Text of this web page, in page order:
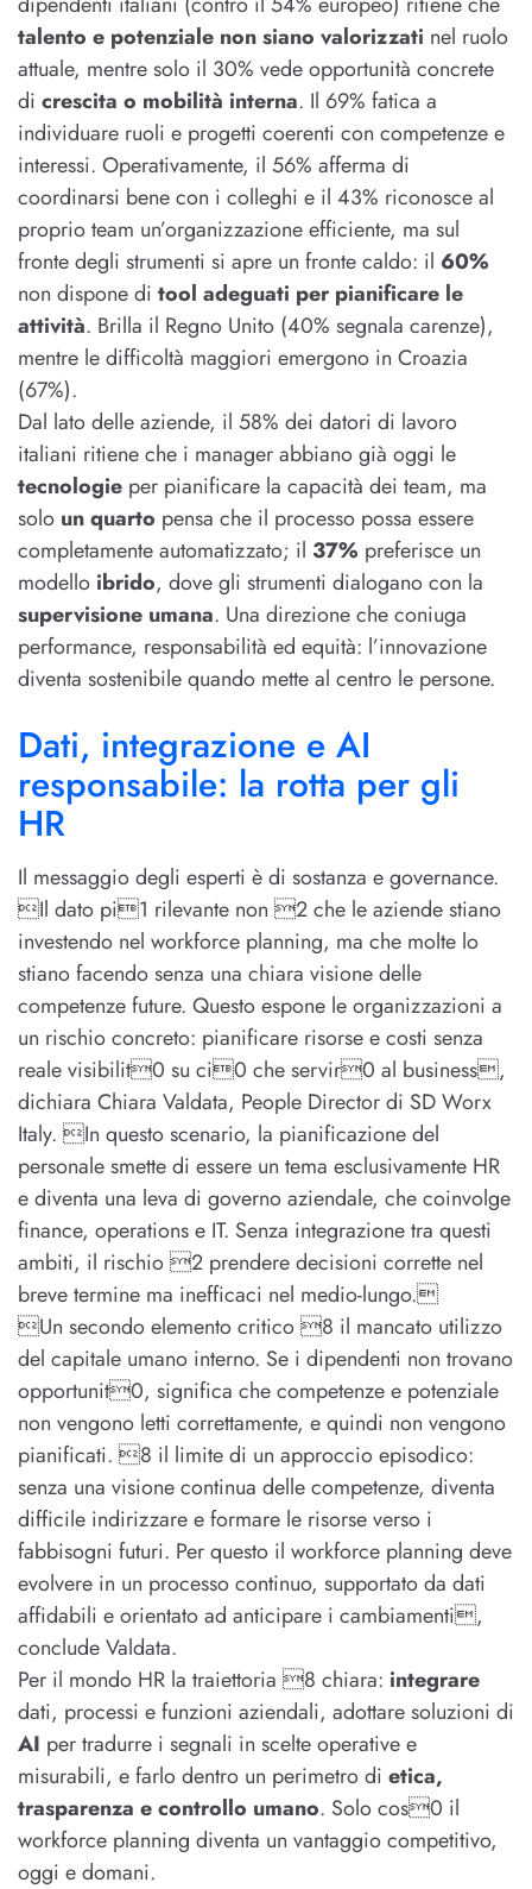
talento e potenziale non siano valorizzati nel ruolo
attuale, mentre solo il 30% vede opportunità concrete
di crescita o mobilità interna. Il 69% fatica a
individuare ruoli e progetti coerenti con competenze e
interessi. Operativamente, il 56% afferma di
coordinarsi bene con i colleghi e il 43% riconosce al
proprio team un’organizzazione efficiente, ma sul
fronte degli strumenti si apre un fronte caldo: il 60%
non dispone di tool adeguati per pianificare le
attività. Brilla il Regno Unito (40% segnala carenze),
mentre le difficoltà maggiori emergono in Croazia
(67%).
Dal lato delle aziende, il 58% dei datori di lavoro
italiani ritiene che i manager abbiano già oggi le
tecnologie per pianificare la capacità dei team, ma
solo un quarto pensa che il processo possa essere
completamente automatizzato; il 37% preferisce un
modello ibrido, dove gli strumenti dialogano con la
supervisione umana. Una direzione che coniuga
performance, responsabilità ed equità: l’innovazione
diventa sostenibile quando mette al centro le persone.
Dati, integrazione e AI
responsabile: la rotta per gli
HR
Il messaggio degli esperti è di sostanza e governance.
Il dato pi1 rilevante non 2 che le aziende stiano
investendo nel workforce planning, ma che molte lo
stiano facendo senza una chiara visione delle
competenze future. Questo espone le organizzazioni a
un rischio concreto: pianificare risorse e costi senza
reale visibilit0 su ci0 che servir0 al business,
dichiara Chiara Valdata, People Director di SD Worx
Italy. In questo scenario, la pianificazione del
personale smette di essere un tema esclusivamente HR
e diventa una leva di governo aziendale, che coinvolge
finance, operations e IT. Senza integrazione tra questi
ambiti, il rischio 2 prendere decisioni corrette nel
breve termine ma inefficaci nel medio-lungo.
Un secondo elemento critico 8 il mancato utilizzo
del capitale umano interno. Se i dipendenti non trovano
opportunit0, significa che competenze e potenziale
non vengono letti correttamente, e quindi non vengono
pianificati. 8 il limite di un approccio episodico:
senza una visione continua delle competenze, diventa
difficile indirizzare e formare le risorse verso i
fabbisogni futuri. Per questo il workforce planning deve
evolvere in un processo continuo, supportato da dati
affidabili e orientato ad anticipare i cambiamenti,
conclude Valdata.
Per il mondo HR la traiettoria 8 chiara: integrare
dati, processi e funzioni aziendali, adottare soluzioni di
AI per tradurre i segnali in scelte operative e
misurabili, e farlo dentro un perimetro di etica,
trasparenza e controllo umano. Solo cos0 il
workforce planning diventa un vantaggio competitivo,
oggi e domani.